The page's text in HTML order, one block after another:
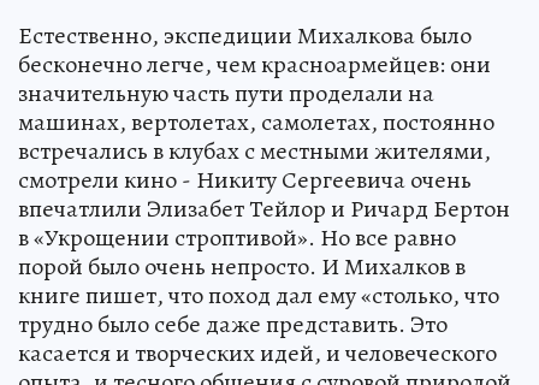
Естественно, экспедиции Михалкова было
бесконечно легче, чем красноармейцев: они
значительную часть пути проделали на
машинах, вертолетах, самолетах, постоянно
встречались в клубах с местными жителями,
смотрели кино - Никиту Сергеевича очень
впечатлили Элизабет Тейлор и Ричард Бертон
в «Укрощении строптивой». Но все равно
порой было очень непросто. И Михалков в
книге пишет, что поход дал ему «столько, что
трудно было себе даже представить. Это
касается и творческих идей, и человеческого